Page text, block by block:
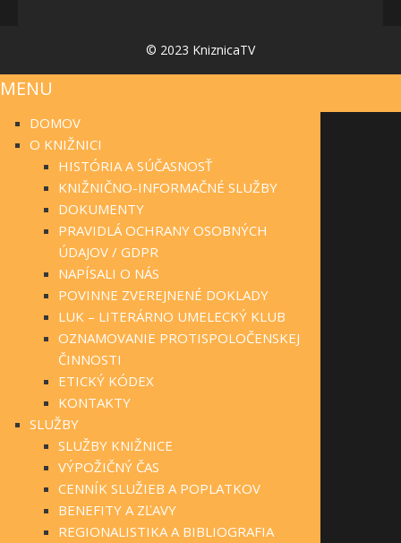
© 2023 KniznicaTV
MENU
DOMOV
O KNIŽNICI
HISTÓRIA A SÚČASNOSŤ
KNIŽNIČNO-INFORMAČNÉ SLUŽBY
DOKUMENTY
PRAVIDLÁ OCHRANY OSOBNÝCH
ÚDAJOV / GDPR
NAPÍSALI O NÁS
POVINNE ZVEREJNENÉ DOKLADY
LUK – LITERÁRNO UMELECKÝ KLUB
OZNAMOVANIE PROTISPOLOČENSKEJ
ČINNOSTI
ETICKÝ KÓDEX
KONTAKTY
SLUŽBY
SLUŽBY KNIŽNICE
VÝPOŽIČNÝ ČAS
CENNÍK SLUŽIEB A POPLATKOV
BENEFITY A ZĽAVY
REGIONALISTIKA A BIBLIOGRAFIA